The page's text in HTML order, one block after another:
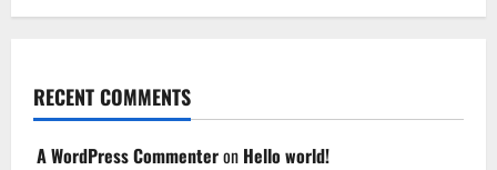
RECENT COMMENTS
A WordPress Commenteron Hello world!